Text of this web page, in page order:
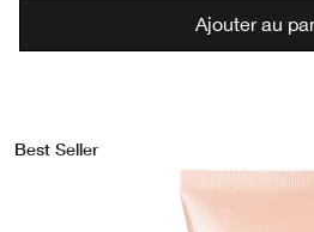
Ajouter au
Best Seller